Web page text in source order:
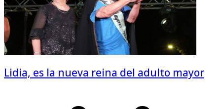
Lidia, es la nueva reina del adulto mayor